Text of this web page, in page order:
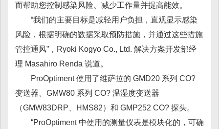
而帮助您控制感染风险、减少工作量并提高能效。
“我们的主要目标是减轻用户负担，直观显示感染
风险，根据明确的数据采取预防措施，并通过这些措施
管控通风”，Ryoki Kogyo Co., Ltd. 解决方案开发部经
理 Masahiro Renda 说道。
ProOptiment 使用了维萨拉的 GMD20 系列 CO?
变送器、GMW80 系列 CO? 温湿度变送器
（GMW83DRP、HMS82）和 GMP252 CO? 探头。
“ProOptiment 中使用的测量仪表是模块化的，可确